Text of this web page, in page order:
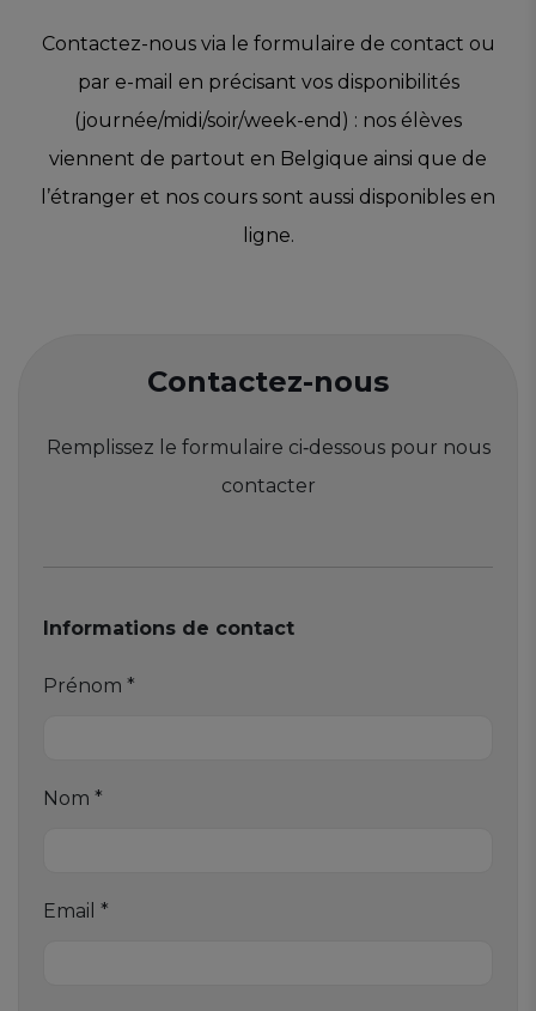
Contactez-nous via le formulaire de contact ou
par e-mail en précisant vos disponibilités
(journée/midi/soir/week-end) : nos élèves
viennent de partout en Belgique ainsi que de
l’étranger et nos cours sont aussi disponibles en
ligne.
Contactez-nous
Remplissez le formulaire ci‑dessous pour nous
contacter
Informations de contact
Prénom *
Nom *
Email *